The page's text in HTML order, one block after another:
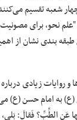
شعبه تقسیم
نحو، برای
طبقه بندی نشان از
و روایات زیادی
(ع) به امام حسن (ع)
عَنِالطِّبِّ؟فَقالَ: